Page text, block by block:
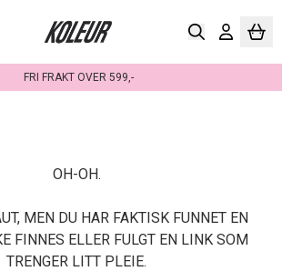
FRI FRAKT OVER 599,-
OH-OH.
MEN DU HAR FAKTISK FUNNET EN
FINNES ELLER FULGT EN LINK SOM
TRENGER LITT PLEIE.